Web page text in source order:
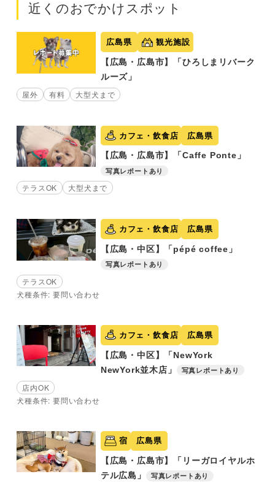
近くのおでかけスポット
広島県 観光施設
【広島・広島市】「ひろしまリバーク
ルーズ」
屋外 有料 大型犬まで
カフェ・飲食店 広島県
【広島・広島市】「Caffe Ponte」
写真レポートあり
テラスOK 大型犬まで
カフェ・飲食店 広島県
【広島・中区】「pépé coffee」
写真レポートあり
テラスOK
犬種条件: 要問い合わせ
カフェ・飲食店 広島県
【広島・中区】「NewYork
NewYork並木店」
写真レポートあり
店内OK
犬種条件: 要問い合わせ
宿 広島県
【広島・広島市】「リーガロイヤルホ
テル広島」
写真レポートあり